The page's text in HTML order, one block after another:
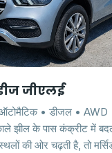
जीएलई
• डीजल • AWD
झील के पास कंक्रीट में
की ओर चढ़ती है, तो